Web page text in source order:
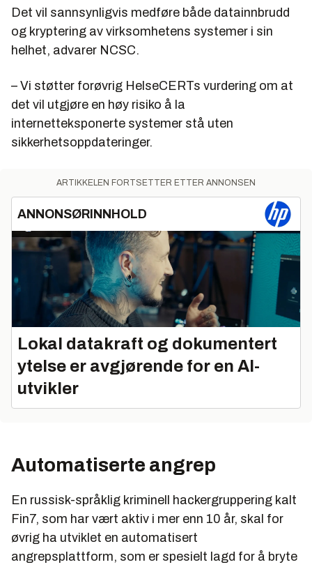
Det vil sannsynligvis medføre både datainnbrudd
og kryptering av virksomhetens systemer i sin
helhet, advarer NCSC.
– Vi støtter forøvrig HelseCERTs vurdering om at
det vil utgjøre en høy risiko å la
internetteksponerte systemer stå uten
sikkerhetsoppdateringer.
ARTIKKELEN FORTSETTER ETTER ANNONSEN
ANNONSØRINNHOLD
Lokal datakraft og dokumentert
ytelse er avgjørende for en AI-
utvikler
Automatiserte angrep
En russisk-språklig kriminell hackergruppering kalt
Fin7, som har vært aktiv i mer enn 10 år, skal for
øvrig ha utviklet en automatisert
angrepsplattform, som er spesielt lagd for å bryte